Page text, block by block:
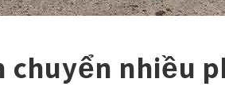
chuyển nhiều